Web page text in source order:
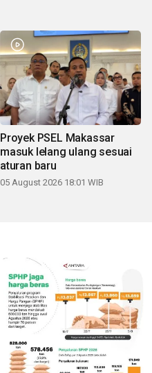
Proyek PSEL Makassar
masuk lelang ulang sesuai
aturan baru
05 August 2026 18:01 WIB